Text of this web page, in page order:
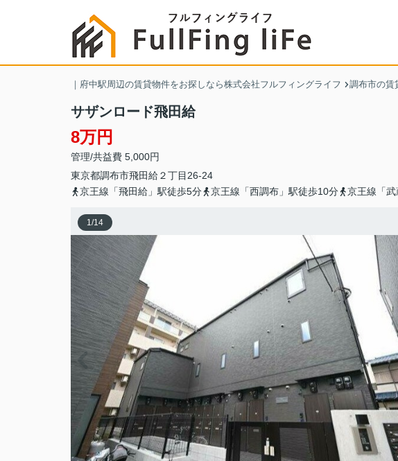
｜府中駅周辺の賃貸物件をお探しなら株式会社フルフィングライフ 調布市の賃
サザンロード飛田給
8万円
管理/共益費 5,000円
東京都調布市飛田給 ２丁目26-24
京王線「飛田給」駅徒歩5分
京王線「西調布」駅徒歩10分 京王線「
1/14